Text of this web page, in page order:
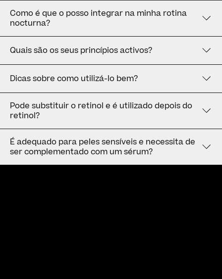
Como é que o posso integrar na minha rotina
nocturna?
Quais são os seus princípios activos?
Dicas sobre como utilizá-lo bem?
Pode substituir o retinol e é utilizado depois do
retinol?
É adequado para peles sensíveis e necessita de
ser complementado com um sérum?